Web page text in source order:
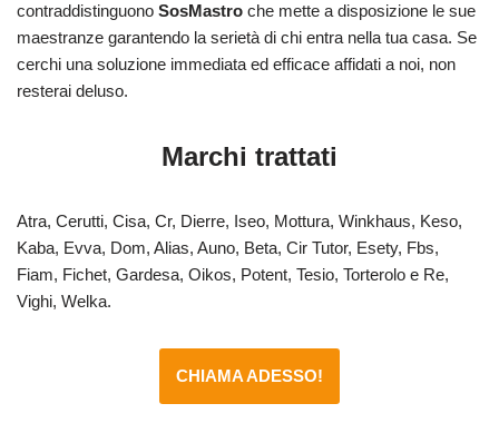
contraddistinguono SosMastro che mette a disposizione le sue
maestranze garantendo la serietà di chi entra nella tua casa. Se
cerchi una soluzione immediata ed efficace affidati a noi, non
resterai deluso.
Marchi trattati
Atra, Cerutti, Cisa, Cr, Dierre, Iseo, Mottura, Winkhaus, Keso,
Kaba, Evva, Dom, Alias, Auno, Beta, Cir Tutor, Esety, Fbs,
Fiam, Fichet, Gardesa, Oikos, Potent, Tesio, Torterolo e Re,
Vighi, Welka.
CHIAMA ADESSO!